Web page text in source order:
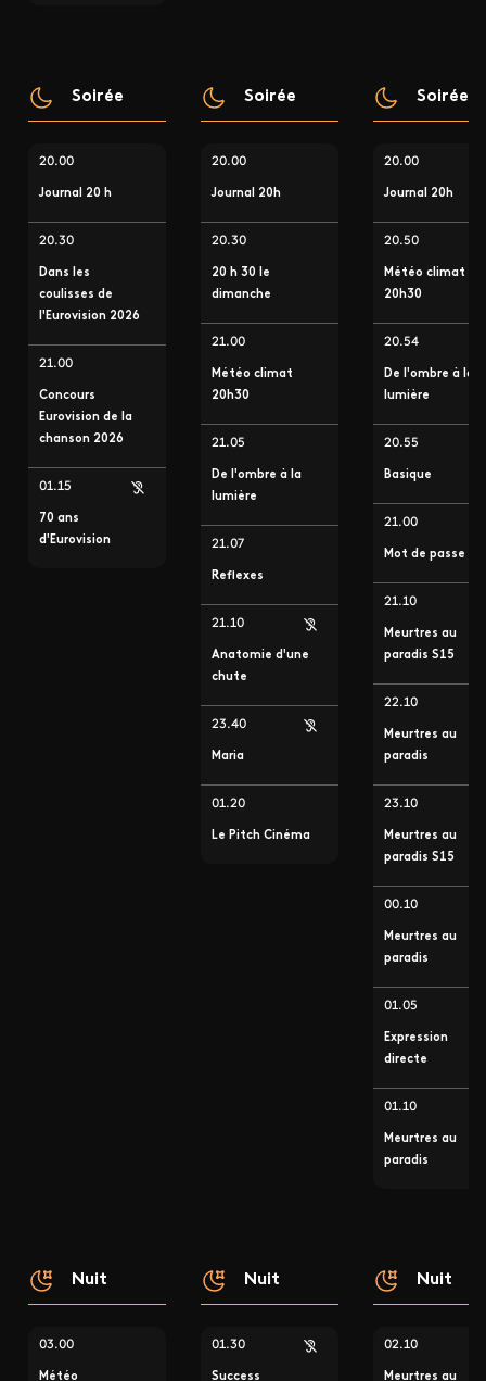
Soirée
20.00
Journal 20 h
20.30
Dans les
coulisses de
l'Eurovision 2026
21.00
Concours
Eurovision de la
chanson 2026
01.15
70 ans
d'Eurovision
Soirée
20.00
Journal 20h
20.30
20 h 30 le
dimanche
21.00
Météo climat
20h30
21.05
De l'ombre à la
lumière
21.07
Reflexes
21.10
Anatomie d'une
chute
23.40
Maria
01.20
Le Pitch Cinéma
Soirée
20.00
Journal 20h
20.50
Météo climat
20h30
20.54
De l'ombre à la
lumière
20.55
Basique
21.00
Mot de passe
21.10
Meurtres au
paradis S15
22.10
Meurtres au
paradis
23.10
Meurtres au
paradis S15
00.10
Meurtres au
paradis
01.05
Expression
directe
01.10
Meurtres au
paradis
Nuit
03.00
Météo
Nuit
01.30
Success
Nuit
02.10
Meurtres au